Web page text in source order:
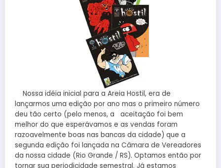
Nossa idéia inicial para a Areia Hostil, era de
lançarmos uma edição por ano mas o primeiro número
deu tão certo (pelo menos, a aceitação foi bem
melhor do que esperávamos e as vendas foram
razoavelmente boas nas bancas da cidade) que a
segunda edição foi lançada na Câmara de Vereadores
da nossa cidade (Rio Grande / RS). Optamos então por
tornar sua periodicidade semestral. Já estamos